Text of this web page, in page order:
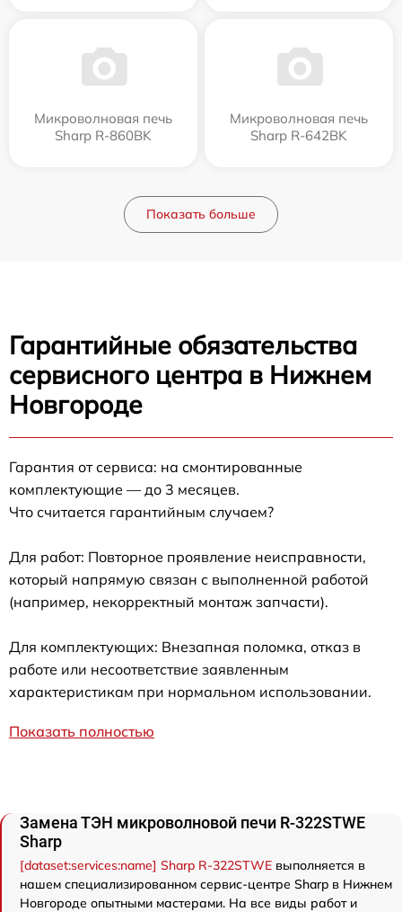
Микроволновая печь
Sharp R-860BK
Микроволновая печь
Sharp R-642BK
Показать больше
Гарантийные обязательства
сервисного центра в Нижнем
Новгороде
Гарантия от сервиса: на смонтированные
комплектующие — до 3 месяцев.
Что считается гарантийным случаем?
Для работ: Повторное проявление неисправности,
который напрямую связан с выполненной работой
(например, некорректный монтаж запчасти).
Для комплектующих: Внезапная поломка, отказ в
работе или несоответствие заявленным
характеристикам при нормальном использовании.
Показать полностью
Замена ТЭН микроволновой печи R-322STWE
Sharp
[dataset:services:name] Sharp R-322STWE выполняется в
нашем специализированном сервис-центре Sharp в Нижнем
Новгороде опытными мастерами. На все виды работ и